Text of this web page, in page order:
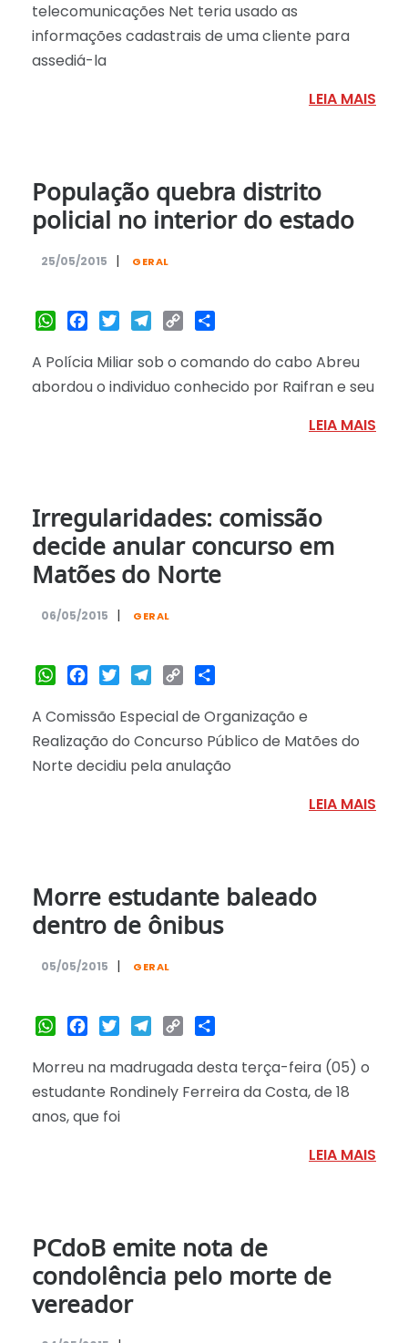
telecomunicações Net teria usado as
informações cadastrais de uma cliente para
assediá-la
LEIA MAIS
População quebra distrito
policial no interior do estado
25/05/2015 | GERAL
WhatsAppFacebook
Twitter Telegram
Copy
A Polícia Miliar sob o comando do cabo Abreu
abordou o individuo conhecido por Raifran e seu
LEIA MAIS
Irregularidades: comissão
decide anular concurso em
Matões do Norte
06/05/2015 | GERAL
WhatsAppFacebook
Twitter Telegram
Copy
A Comissão Especial de Organização e
Realização do Concurso Público de Matões do
Norte decidiu pela anulação
LEIA MAIS
Morre estudante baleado
dentro de ônibus
05/05/2015 | GERAL
WhatsAppFacebook
Twitter Telegram
Copy
Morreu na madrugada desta terça-feira (05) o
estudante Rondinely Ferreira da Costa, de 18
anos, que foi
LEIA MAIS
PCdoB emite nota de
condolência pelo morte de
vereador